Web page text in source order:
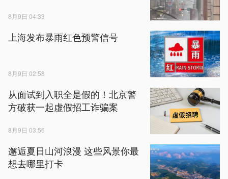
8月9日 04:33
上海发布暴雨红色预警信号
8月9日 02:58
从面试到入职全是假的！北京警
方破获一起虚假招工诈骗案
8月9日 03:56
邂逅夏日山河浪漫 这些风景你最
想去哪里打卡